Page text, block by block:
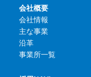
会社概要
会社情報
主な事業
沿革
事業所一覧